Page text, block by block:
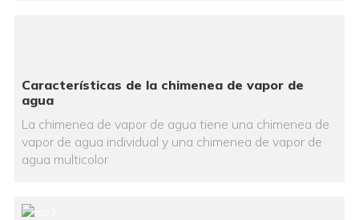
Características de la chimenea de vapor de
agua
La chimenea de vapor de agua tiene una chimenea de
vapor de agua individual y una chimenea de vapor de
agua multicolor